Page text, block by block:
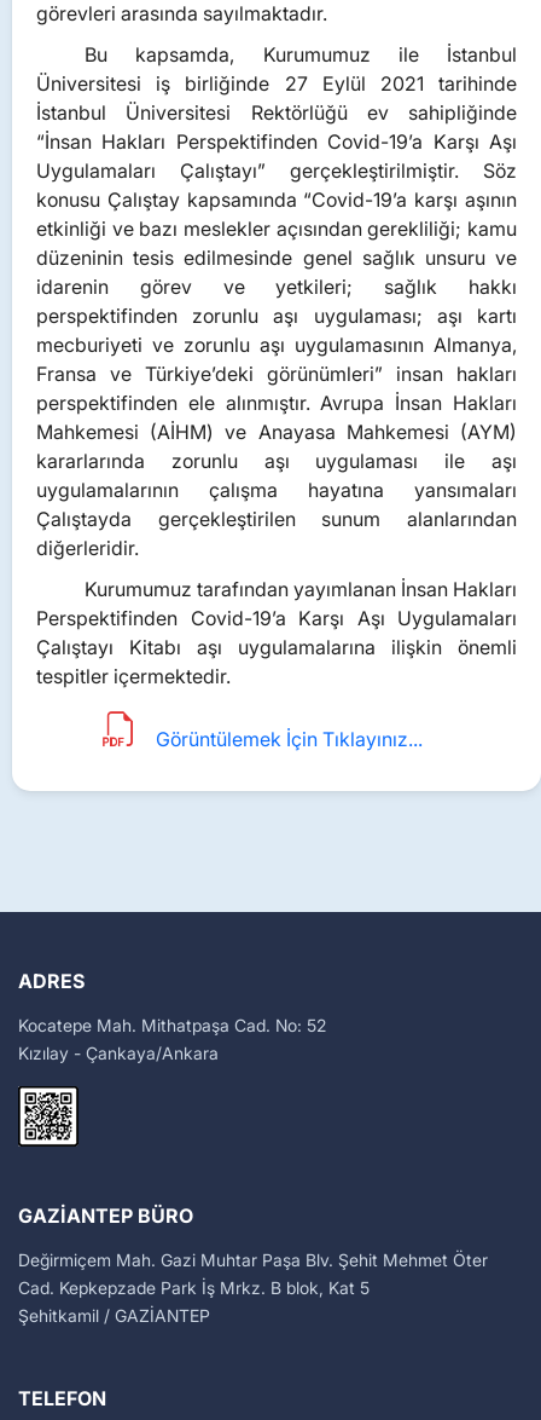
görevleri arasında sayılmaktadır.
Bu kapsamda, Kurumumuz ile İstanbul
Üniversitesi iş birliğinde 27 Eylül 2021 tarihinde
İstanbul Üniversitesi Rektörlüğü ev sahipliğinde
“İnsan Hakları Perspektifinden Covid-19’a Karşı Aşı
Uygulamaları Çalıştayı” gerçekleştirilmiştir. Söz
konusu Çalıştay kapsamında “Covid-19’a karşı aşının
etkinliği ve bazı meslekler açısından gerekliliği; kamu
düzeninin tesis edilmesinde genel sağlık unsuru ve
idarenin görev ve yetkileri; sağlık hakkı
perspektifinden zorunlu aşı uygulaması; aşı kartı
mecburiyeti ve zorunlu aşı uygulamasının Almanya,
Fransa ve Türkiye’deki görünümleri” insan hakları
perspektifinden ele alınmıştır. Avrupa İnsan Hakları
Mahkemesi (AİHM) ve Anayasa Mahkemesi (AYM)
kararlarında zorunlu aşı uygulaması ile aşı
uygulamalarının çalışma hayatına yansımaları
Çalıştayda gerçekleştirilen sunum alanlarından
diğerleridir.
Kurumumuz tarafından yayımlanan İnsan Hakları
Perspektifinden Covid-19’a Karşı Aşı Uygulamaları
Çalıştayı Kitabı aşı uygulamalarına ilişkin önemli
tespitler içermektedir.
Görüntülemek İçin Tıklayınız...
ADRES
Kocatepe Mah. Mithatpaşa Cad. No: 52
Kızılay - Çankaya/Ankara
GAZIANTEP BÜRO
Değirmiçem Mah. Gazi Muhtar Paşa Blv. Şehit Mehmet Öter
Cad. Kepkepzade Park İş Mrkz. B blok, Kat 5
Şehitkamil / GAZİANTEP
TELEFON